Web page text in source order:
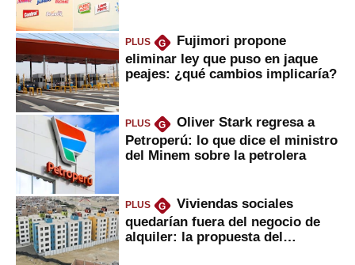
PLUS G
Fujimori propone
eliminar ley que puso en jaque
peajes: ¿qué cambios implicaría?
PLUS G
Oliver Stark regresa a
Petroperú: lo que dice el ministro
del Minem sobre la petrolera
PLUS G
Viviendas sociales
quedarían fuera del negocio de
alquiler: la propuesta del